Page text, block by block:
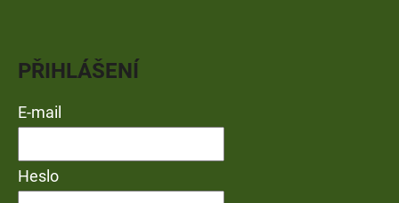
PŘIHLÁŠENÍ
E-mail
Heslo